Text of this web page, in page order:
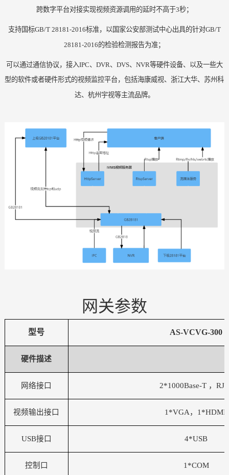
跨数字平台对接实现视频资源调用的延时不高于3秒；
支持国标GB/T 28181-2016标准，以国家公安部测试中心出具的针对GB/T
28181-2016的检验检测报告为准；
可以通过通信协议，接入IPC、DVR、DVS、NVR等硬件设备、以及一些大
型的软件或者硬件形式的视频监控平台，包括海康威视、浙江大华、苏州科
达、杭州宇视等主流品牌。
网关参数
型号 AS-VCVG-300
硬件描述
网络接口 2*1000Base-T ，
视频输出接口 1*VGA，1*HDMI/
USB接口 4*USB
控制口 1*COM